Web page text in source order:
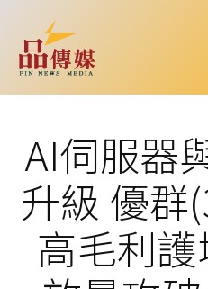
AI伺服器
升級 優群
高毛利